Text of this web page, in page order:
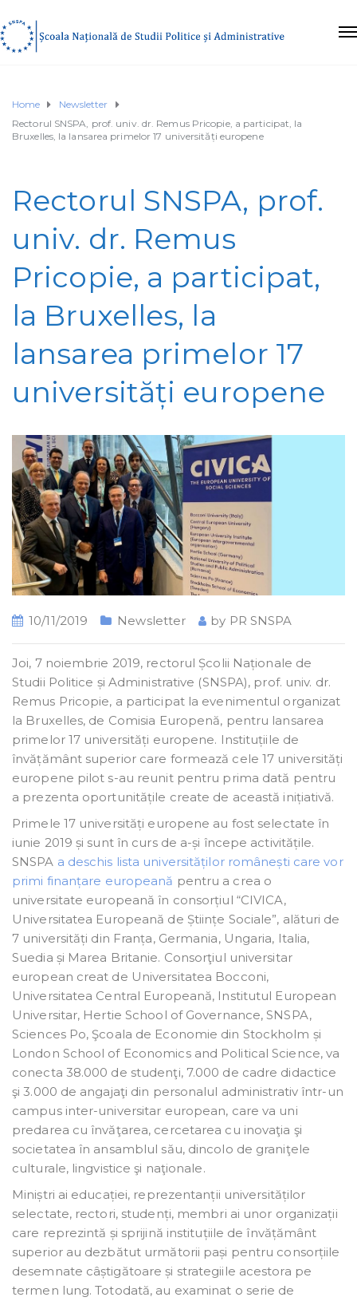
Home
Newsletter
Rectorul SNSPA, prof. univ. dr. Remus Pricopie, a participat, la
Bruxelles, la lansarea primelor 17 universități europene
Rectorul SNSPA, prof.
univ. dr. Remus
Pricopie, a participat,
la Bruxelles, la
lansarea primelor 17
universități europene
10/11/2019 Newsletter by PR SNSPA
Joi, 7 noiembrie 2019, rectorul Școlii Naționale de
Studii Politice și Administrative (SNSPA), prof. univ. dr.
Remus Pricopie, a participat la evenimentul organizat
la Bruxelles, de Comisia Europenă, pentru lansarea
primelor 17 universități europene. Instituțiile de
învățământ superior care formează cele 17 universități
europene pilot s-au reunit pentru prima dată pentru
a prezenta oportunitățile create de această inițiativă.
Primele 17 universități europene au fost selectate în
iunie 2019 și sunt în curs de a-și începe activitățile.
SNSPA a deschis lista universităților românești care vor
primi finanțare europeană pentru a crea o
universitate europeană în consorțiul “CIVICA,
Universitatea Europeană de Științe Sociale”, alături de
7 universități din Franța, Germania, Ungaria, Italia,
Suedia și Marea Britanie. Consorţiul universitar
european creat de Universitatea Bocconi,
Universitatea Central Europeană, Institutul European
Universitar, Hertie School of Governance, SNSPA,
Sciences Po, Şcoala de Economie din Stockholm și
London School of Economics and Political Science, va
conecta 38.000 de studenţi, 7.000 de cadre didactice
şi 3.000 de angajaţi din personalul administrativ într-un
campus inter-universitar european, care va uni
predarea cu învăţarea, cercetarea cu inovaţia şi
societatea în ansamblul său, dincolo de graniţele
culturale, lingvistice şi naţionale.
Miniștri ai educației, reprezentanții universităților
selectate, rectori, studenți, membri ai unor organizații
care reprezintă și sprijină instituțiile de învățământ
superior au dezbătut următorii pași pentru consorțiile
desemnate câștigătoare și strategiile acestora pe
termen lung. Totodată, au examinat o serie de